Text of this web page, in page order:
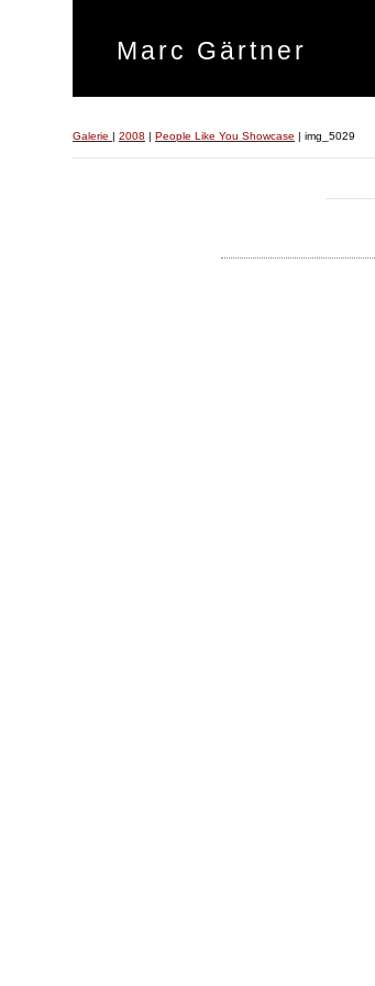
Marc Gärtner
Galerie | 2008 | People Like You Showcase | img_5029